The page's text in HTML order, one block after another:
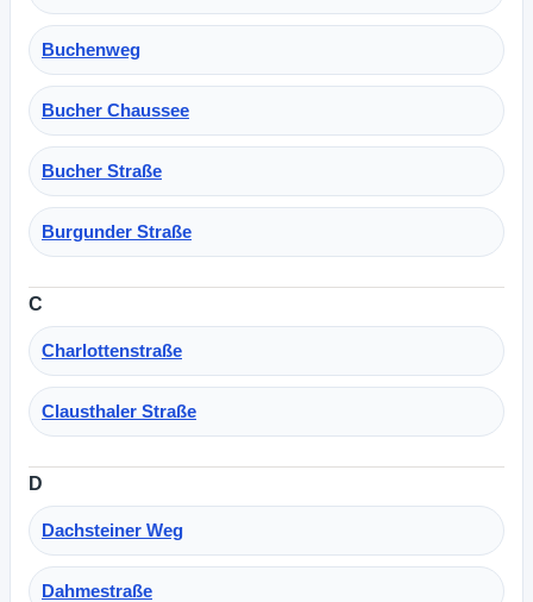
Buchenweg
Bucher Chaussee
Bucher Straße
Burgunder Straße
C
Charlottenstraße
Clausthaler Straße
D
Dachsteiner Weg
Dahmestraße